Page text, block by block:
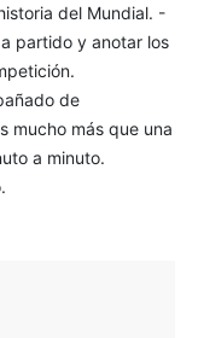
del Mundial. -
partido y anotar los
de
mucho más que una
a minuto.